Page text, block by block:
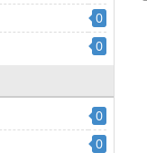
0
0
0
0